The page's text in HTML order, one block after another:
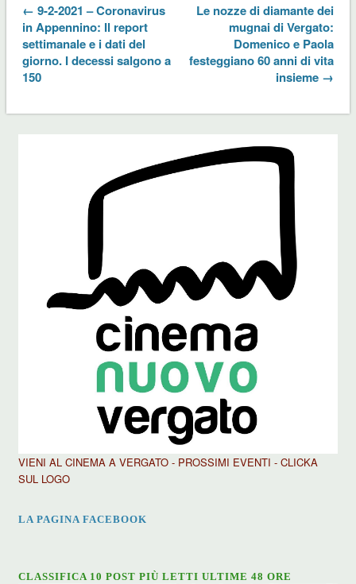
← 9-2-2021 – Coronavirus
in Appennino: Il report
settimanale e i dati del
giorno. I decessi salgono a
150
Le nozze di diamante dei
mugnai di Vergato:
Domenico e Paola
festeggiano 60 anni di vita
insieme →
VIENI AL CINEMA A VERGATO - PROSSIMI EVENTI - CLICKA
SUL LOGO
LA PAGINA FACEBOOK
CLASSIFICA 10 POST PIÙ LETTI ULTIME 48 ORE